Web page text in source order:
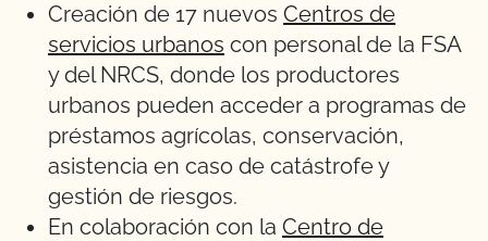
Creación de 17 nuevos Centros de
servicios urbanos con personal de la FSA
y del NRCS, donde los productores
urbanos pueden acceder a programas de
préstamos agrícolas, conservación,
asistencia en caso de catástrofe y
gestión de riesgos.
En colaboración con la Centro de